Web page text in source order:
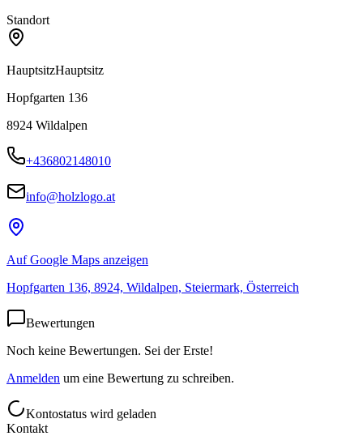
Standort
HauptsitzHauptsitz
Hopfgarten 136
8924 Wildalpen
+436802148010
info@holzlogo.at
Auf Google Maps anzeigen
Hopfgarten 136, 8924, Wildalpen, Steiermark, Österreich
Bewertungen
Noch keine Bewertungen. Sei der Erste!
Anmelden um eine Bewertung zu schreiben.
Kontostatus wird geladen
Kontakt